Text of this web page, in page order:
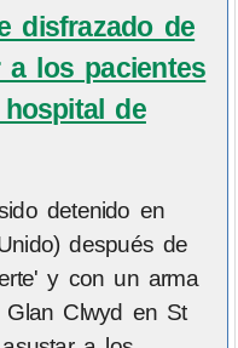
disfrazado de
a los pacientes
de
detenido en
después de
y con un arma
Glan Clwyd en St